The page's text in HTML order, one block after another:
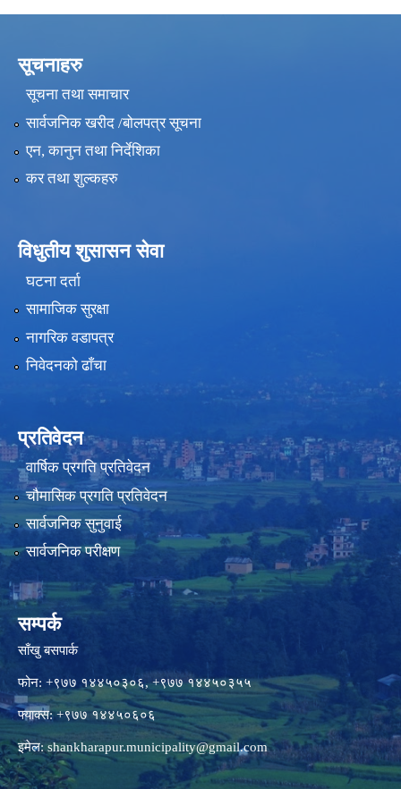
सूचनाहरु
सूचना तथा समाचार
सार्वजनिक खरीद /बोलपत्र सूचना
एन, कानुन तथा निर्देशिका
कर तथा शुल्कहरु
विधुतीय शुसासन सेवा
घटना दर्ता
सामाजिक सुरक्षा
नागरिक वडापत्र
निवेदनको ढाँचा
प्रतिवेदन
वार्षिक प्रगति प्रतिवेदन
चौमासिक प्रगति प्रतिवेदन
सार्वजनिक सुनुवाई
सार्वजनिक परीक्षण
सम्पर्क
साँखु बसपार्क
फोन: +९७७ १४४५०३०६, +९७७ १४४५०३५५
फ्याक्स: +९७७ १४४५०६०६
इमेल:shankharapur.municipality@gmail.com